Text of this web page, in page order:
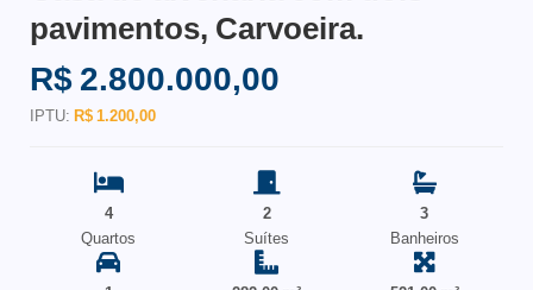
pavimentos, Carvoeira.
R$ 2.800.000,00
IPTU: R$ 1.200,00
4
Quartos
2
Suítes
3
Banheiros